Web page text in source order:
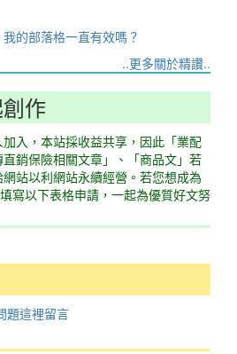
的部落格一直有效嗎？
..更多關於精讚..
作
入，本站採收益共享，因此「業配
銷保險相關文章」、「商品文」若
站以利網站永續經營。若您想成為
寫以下表格申請，一起為優質好文努
題這裡留言